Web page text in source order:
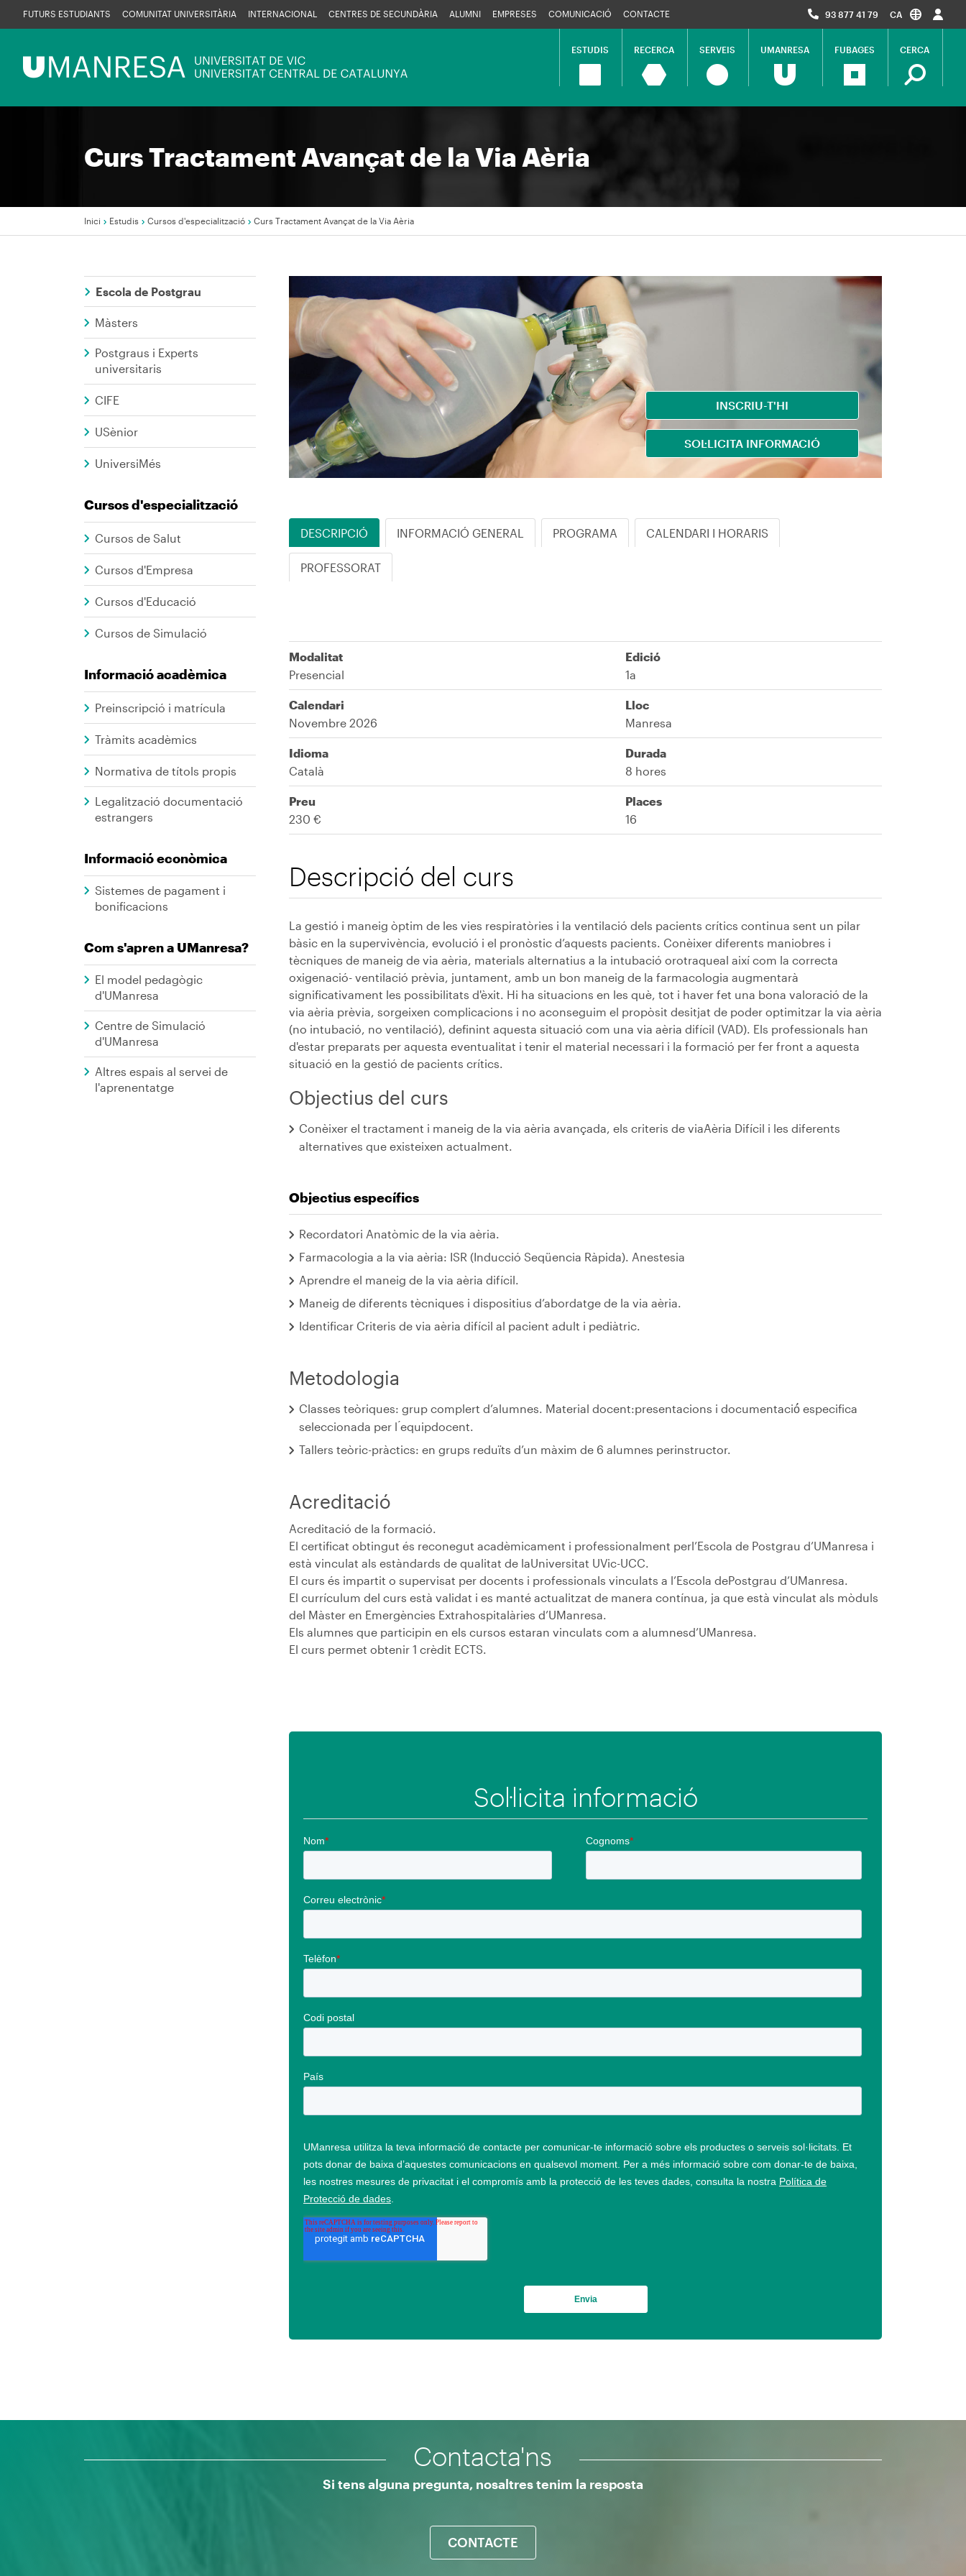
al
Menú
UManresa
FUTURS ESTUDIANTS COMUNITAT UNIVERSITÀRIA INTERNACIONAL CENTRES DE SECUNDÀRIA ALUMNI EMPRESES COMUNICACIÓ CONTACTE 93 877 41 79 CA
Navegació
ESTUDIS RECERCA SERVEIS UMANRESA FUBAGES CERCA
Curs Tractament Avançat de la Via Aèria
d'Ariadna
Inici Estudis Cursos d'especialització Curs Tractament Avançat de la Via Aèria
Contínua
Escola de Postgrau
Màsters
Postgraus i Experts
universitaris
CIFE
USènior
UniversiMés
Cursos d'especialització
Cursos de Salut
Cursos d'Empresa
Cursos d'Educació
Cursos de Simulació
Informació acadèmica
Preinscripció i matrícula
Tràmits acadèmics
Normativa de títols propis
Legalització documentació
estrangers
Informació econòmica
Sistemes de pagament i
bonificacions
Com s'apren a UManresa?
El model pedagògic
d'UManresa
Centre de Simulació
d'UManresa
Altres espais al servei de
l'aprenentatge
Imagen
INSCRIU-T'HI
SOL·LICITA INFORMACIÓ
DESCRIPCIÓ INFORMACIÓ GENERAL PROGRAMA CALENDARI I HORARIS
PROFESSORAT
Modalitat
Presencial
Edició
1a
Calendari
Novembre 2026
Lloc
Manresa
Idioma
Català
Durada
8 hores
Preu
230 €
Places
16
Descripció del curs
La gestió i maneig òptim de les vies respiratòries i la ventilació dels pacients crítics continua sent un pilar
bàsic en la supervivència, evolució i el pronòstic d’aquests pacients. Conèixer diferents maniobres i
tècniques de maneig de via aèria, materials alternatius a la intubació orotraqueal així com la correcta
oxigenació- ventilació prèvia, juntament, amb un bon maneig de la farmacologia augmentarà
significativament les possibilitats d'èxit. Hi ha situacions en les què, tot i haver fet una bona valoració de la
via aèria prèvia, sorgeixen complicacions i no aconseguim el propòsit desitjat de poder optimitzar la via aèria
(no intubació, no ventilació), definint aquesta situació com una via aèria difícil (VAD). Els professionals han
d'estar preparats per aquesta eventualitat i tenir el material necessari i la formació per fer front a aquesta
situació en la gestió de pacients crítics.
Objectius del curs
Conèixer el tractament i maneig de la via aèria avançada, els criteris de viaAèria Difícil i les diferents
alternatives que existeixen actualment.
Objectius específics
Recordatori Anatòmic de la via aèria.
Farmacologia a la via aèria: ISR (Inducció Seqüencia Ràpida). Anestesia
Aprendre el maneig de la via aèria difícil.
Maneig de diferents tècniques i dispositius d’abordatge de la via aèria.
Identificar Criteris de via aèria difícil al pacient adult i pediàtric.
Metodologia
Classes teòriques: grup complert d’alumnes. Material docent:presentacions i documentació́ especifica
seleccionada per l ́equipdocent.
Tallers teòric-pràctics: en grups reduïts d’un màxim de 6 alumnes perinstructor.
Acreditació
Acreditació de la formació.
El certificat obtingut és reconegut acadèmicament i professionalment perl’Escola de Postgrau d’UManresa i
està vinculat als estàndards de qualitat de laUniversitat UVic-UCC.
El curs és impartit o supervisat per docents i professionals vinculats a l’Escola dePostgrau d’UManresa.
El currículum del curs està validat i es manté actualitzat de manera contínua, ja que està vinculat als mòduls
del Màster en Emergències Extrahospitalàries d’UManresa.
Els alumnes que participin en els cursos estaran vinculats com a alumnesd’UManresa.
El curs permet obtenir 1 crèdit ECTS.
Sol·licita informació
Contacta'ns
Si tens alguna pregunta, nosaltres tenim la resposta
CONTACTE